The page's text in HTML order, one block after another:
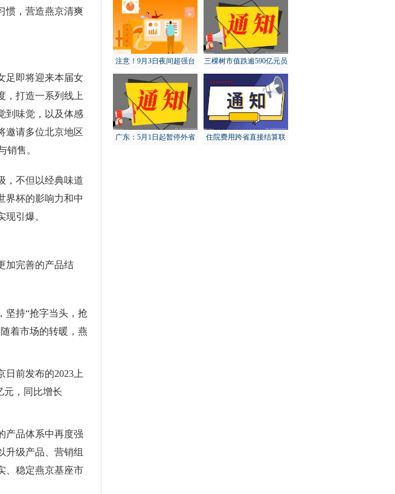
惯，营造燕京清爽
足即将迎来本届女
，打造一系列线上
到味觉，以及体感
邀请多位北京地区
销售。
，不但以经典味道
界杯的影响力和中
引爆。
加完善的产品结
坚持“抢字当头，抢
着市场的转暖，燕
日前发布的2023上
元，同比增长
产品体系中再度强
升级产品、营销组
、稳定燕京基座市
注意！9月3日夜间超强台
风“轩岚诺”将进入东海东
南
三棵树市值跌逾590亿元员
工大比例账面浮亏
广东：5月1日起暂停外省
住院费用跨省直接结算联